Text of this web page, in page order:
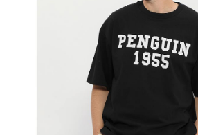
https://aftee.tw/terms/#terms3
３．未成年的使用者請事先徵得法定代理人或監
「AFTEE先享後付」，若未經同意申辦者引起之
４．使用「AFTEE先享後付」時，將依據個別帳
時審查核予不同之上限額度；若仍有額度不足之
請求用戶進行身份認證。
５．嚴禁一人註冊多個帳號或使用他人資訊註冊
恩沛科技股份有限公司將有權停止該用戶之使用